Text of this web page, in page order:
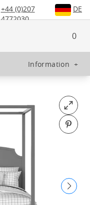
+44 (0)207
4772030
DE
0
Information +
Open
Pin